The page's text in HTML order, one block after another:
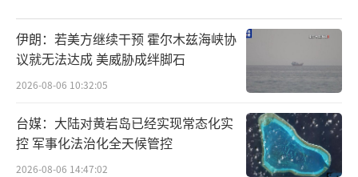
伊朗：若美方继续干预 霍尔木兹海峡协
议就无法达成 美威胁成绊脚石
2026-08-06 10:32:05
台媒：大陆对黄岩岛已经实现常态化实
控 军事化法治化全天候管控
2026-08-06 14:47:02